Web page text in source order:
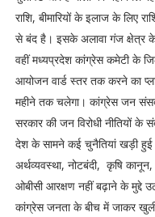
राशि, बीमारियों के इलाज के लिए
से बंद है। इसके अलावा गंज क्षेत्र
वहीं मध्यप्रदेश कांग्रेस कमेटी के
आयोजन वार्ड स्तर तक करने का
महीने तक चलेगा। कांग्रेस जन
सरकार की जन विरोधी नीतियों के
देश के सामने कई चुनैतियां खड़ी हुई
अर्थव्यवस्था, नोटबंदी, कृषि
ओबीसी आरक्षण नहीं बढ़ाने के मुद्दे
कांग्रेस जनता के बीच में जाकर